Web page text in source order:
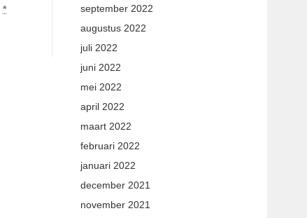
*
september 2022
augustus 2022
juli 2022
juni 2022
mei 2022
april 2022
maart 2022
februari 2022
januari 2022
december 2021
november 2021